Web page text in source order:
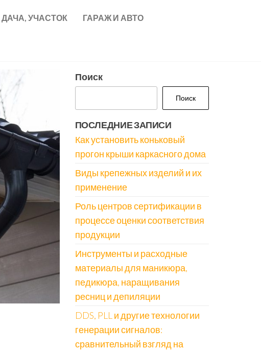
ДАЧА, УЧАСТОК ГАРАЖ И АВТО
Поиск
Поиск
ПОСЛЕДНИЕ ЗАПИСИ
Как установить коньковый
прогон крыши каркасного дома
Виды крепежных изделий и их
применение
Роль центров сертификации в
процессе оценки соответствия
продукции
Инструменты и расходные
материалы для маникюра,
педикюра, наращивания
ресниц и депиляции
DDS, PLL и другие технологии
генерации сигналов:
сравнительный взгляд на